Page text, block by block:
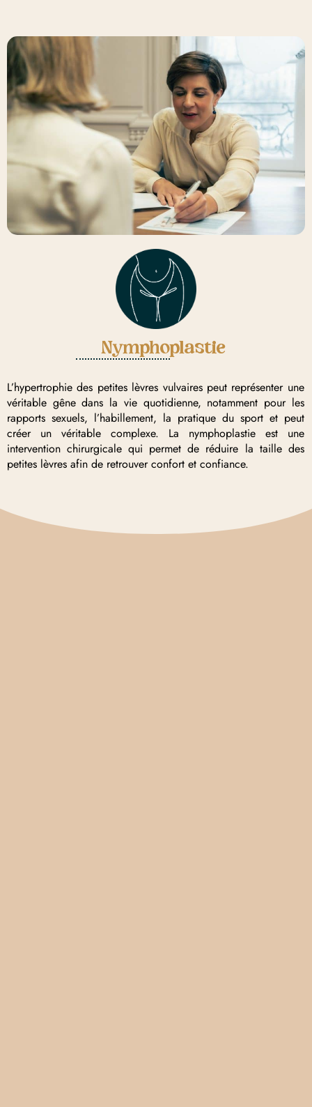
Nymphoplastie
L’hypertrophie des petites lèvres vulvaires peut représenter une
véritable gêne dans la vie quotidienne, notamment pour les
rapports sexuels, l’habillement, la pratique du sport et peut
créer un véritable complexe. La nymphoplastie est une
intervention chirurgicale qui permet de réduire la taille des
petites lèvres afin de retrouver confort et confiance.